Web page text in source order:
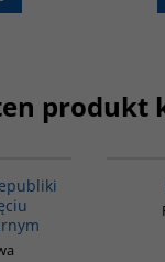
produkt